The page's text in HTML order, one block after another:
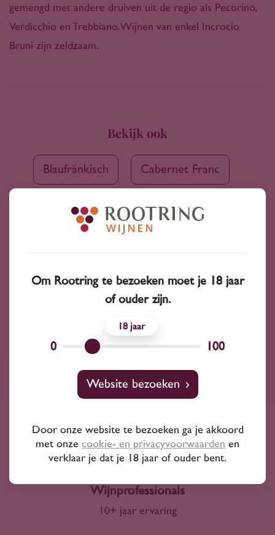
gemengd met andere druiven uit de regio als Pecorino,
Verdicchio en Trebbiano. Wijnen van enkel Incrocio
Bruni zijn zeldzaam.
Bekijk ook
Blaufränkisch Cabernet Franc
Malbec Verdejo Brachetto
Souvinger Gris
Ruim assortiment
Advies nodig?
Wij kunnen je altijd adviseren
Wijnprofessionals
10+ jaar ervaring
Om Rootring te bezoeken moet je 18 jaar
of ouder zijn.
0
18
100
Website bezoeken
Door onze website te bezoeken ga je akkoord
met onze cookie- en privacyvoorwaarden en
verklaar je dat je 18 jaar of ouder bent.